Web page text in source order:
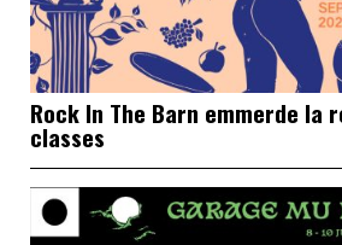
Rock In The Barn emmerde la
classes